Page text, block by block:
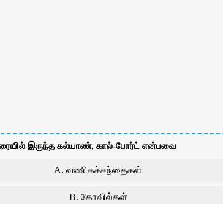
இருந்த கல்யாண், கால்-போர்ட் என்பவை
A. வணிகச்சந்தைகள்
B. கோவில்கள்